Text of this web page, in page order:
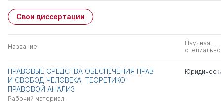
Свои диссертации
Название
Научная
ПРАВОВЫЕ СРЕДСТВА ОБЕСПЕЧЕНИЯ ПРАВ
И СВОБОД ЧЕЛОВЕКА: ТЕОРЕТИКО-
ПРАВОВОЙ АНАЛИЗ
Рабочий материал